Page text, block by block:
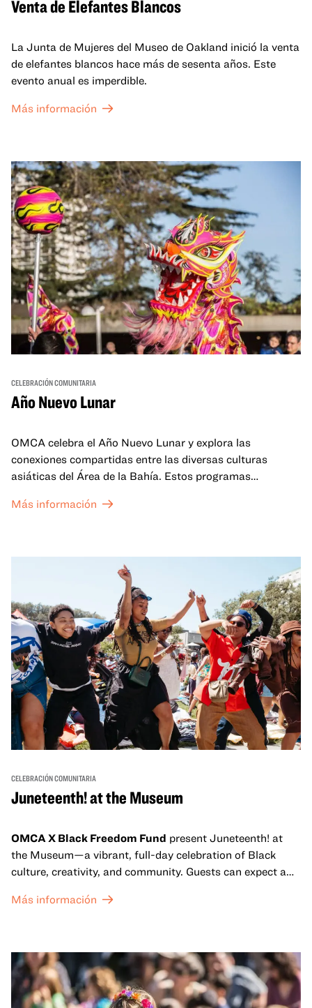
Venta de Elefantes Blancos
La Junta de Mujeres del Museo de Oakland inició la venta
de elefantes blancos hace más de sesenta años. Este
evento anual es imperdible.
Más información
CELEBRACIÓN COMUNITARIA
Año Nuevo Lunar
OMCA celebra el Año Nuevo Lunar y explora las
conexiones compartidas entre las diversas culturas
asiáticas del Área de la Bahía. Estos programas
celebran y honran las tradiciones del Año Nuevo Lunar a
un espacio para que nuestras comunidades AAPI se
reúnan y se eleven mutuamente con círculos de curación
tanto presenciales como virtuales.
Más información
CELEBRACIÓN COMUNITARIA
Juneteenth! at the Museum
OMCA X Black Freedom Fund present Juneteenth! at
the Museum—a vibrant, full-day celebration of Black
culture, creativity, and community. Guests can expect a
sets from boundary-pushing artists, delicious offerings
move, make, and connect in celebration of Black culture.
Más información